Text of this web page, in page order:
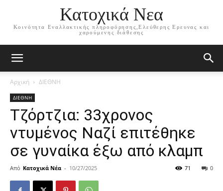
Κατοχικά Νεα
Κοινότητα Εναλλακτικής πληροφόρησης,Ελεύθερης Ερευνας και
χαρούμενης διάθεσης
Αρχική ΔΙΕΘΝΗ
ΔΙΕΘΝΗ
Τζόρτζια: 33χρονος
ντυμένος Ναζί επιτέθηκε
σε γυναίκα έξω από κλαμπ
Από Κατοχικά Νέα - 10/27/2025 0
71